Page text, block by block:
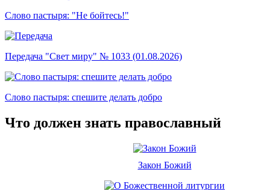
Слово пастыря: "Не бойтесь!"
Передача "Свет миру" № 1033 (01.08.2026)
Слово пастыря: спешите делать добро
Что должен знать православный
Закон Божий